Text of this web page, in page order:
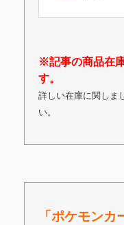
※記事の商品在
す。
詳しい在庫に関しま
い。
「ポケモンカ